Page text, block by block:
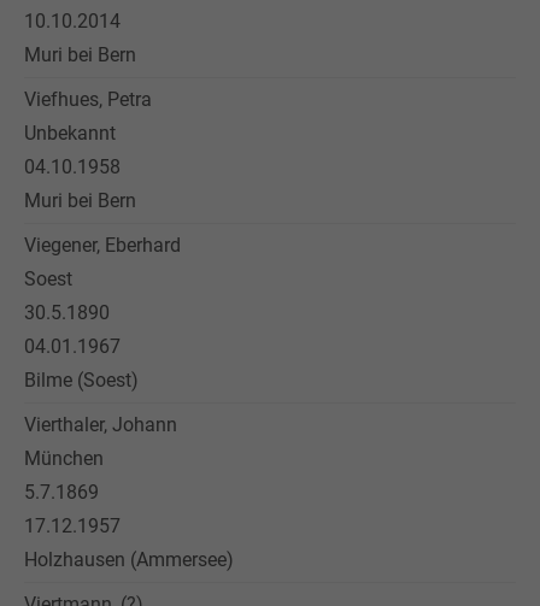
10.10.2014
Muri bei Bern
Viefhues, Petra
Unbekannt
04.10.1958
Muri bei Bern
Viegener, Eberhard
Soest
30.5.1890
04.01.1967
Bilme (Soest)
Vierthaler, Johann
München
5.7.1869
17.12.1957
Holzhausen (Ammersee)